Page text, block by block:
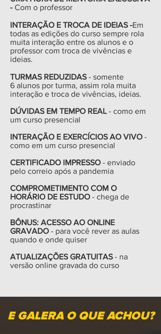
- Com o professor
INTERAÇÃO E TROCA DE IDEIAS -Em
todas as edições do curso sempre rola
muita interação entre os alunos e o
professor com troca de vivências e
ideias.
TURMAS REDUZIDAS- somente
6 alunos por turma, assim rola muita
interação e troca de vivências, ideias.
DÚVIDAS EM TEMPO REAL- como em
um curso presencial
INTERAÇÃO E EXERCÍCIOS AO VIVO -
como em um curso presencial
CERTIFICADO IMPRESSO - enviado
pelo correio após a pandemia
COMPROMETIMENTO COM O
HORÁRIO DE ESTUDO - chega de
procrastinar
BÔNUS: ACESSO AO ONLINE
GRAVADO - para você rever as aulas
quando e onde quiser
ATUALIZAÇÕES GRATUITAS- na
versão online gravada do curso
E GALERA O QUE ACHOU?